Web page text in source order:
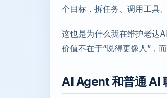
个目标，拆任务、调用工具
这也是为什么我在维护老达
价值不在于“说得更像人”，
AI Agent 和普通 AI